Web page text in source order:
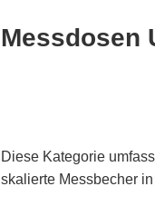
Messdosen
Diese Kategorie
skalierte Messbecher